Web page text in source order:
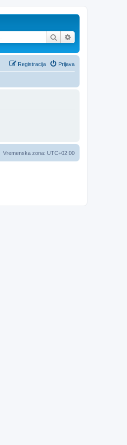
Pretražnik
Prijava
Registracija
Vremenska zona: UTC+02:00